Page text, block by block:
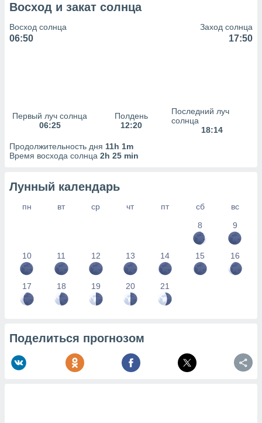
рекламы
сведения
Восход и закат солнца
Восход солнца
06:50
Заход солнца
17:50
Первый луч солнца
06:25
Полдень
12:20
Последний луч
солнца
18:14
Продолжительность дня 11h 1m
Время восхода солнца 2h 25 min
Лунный календарь
пн вт ср чт пт сб
вс
8
9
10 11 12 13 14 15 16
17 18 19 20 21
Поделиться прогнозом